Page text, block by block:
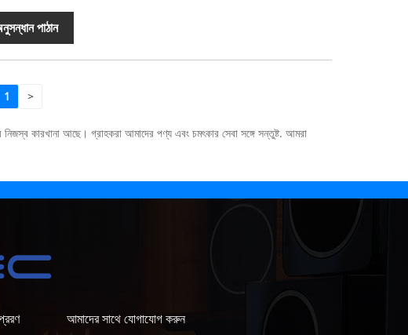
পাঠান
1 >
কারখানা আছে। গ্রাহকরা আমাদের পণ্য এবং চমৎকার সেবা সঙ্গে সন্তুষ্ট. আমরা
আমাদের সাথে যোগাযোগ করুন